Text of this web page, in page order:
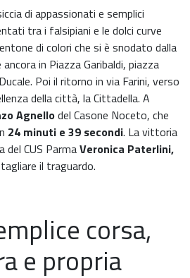
Geriatria e Reumatologia
di appassionati e semplici
tra i falsipiani e le dolci curve
di colori che si è snodato dalla
in Piazza Garibaldi, piazza
Poi il ritorno in via Farini, verso
della città, la Cittadella. A
Agnellodel Casone Noceto, che
24 minuti e 39 secondi. La vittoria
del CUS ParmaVeronica Paterlini,
il traguardo.
corsa,
e propria